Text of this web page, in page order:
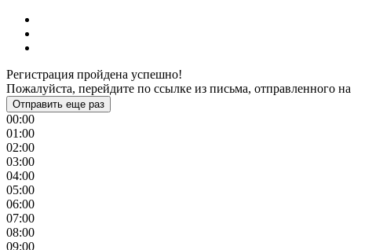
Регистрация пройдена успешно!
Пожалуйста, перейдите по ссылке из письма, отправленного на
Отправить еще раз
00:00
01:00
02:00
03:00
04:00
05:00
06:00
07:00
08:00
09:00